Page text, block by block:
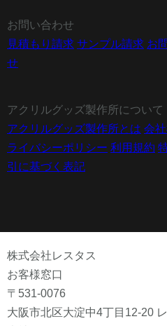
お問い合わせ
見積もり請求 サンプル請求 お
せ
アクリルグッズ製作所について
アクリルグッズ製作所とは 会
ライバシーポリシー 利用規約
引に基づく表記
株式会社レスタス
お客様窓口
〒531-0076
大阪市北区大淀中4丁目12-20